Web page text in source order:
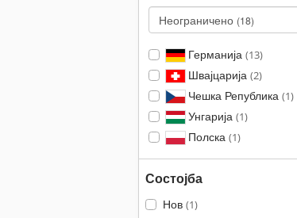
Неограничено (18)
Германија (13)
Швајцарија (2)
Чешка Република (1)
Унгарија (1)
Полска (1)
Состојба
Нов (1)